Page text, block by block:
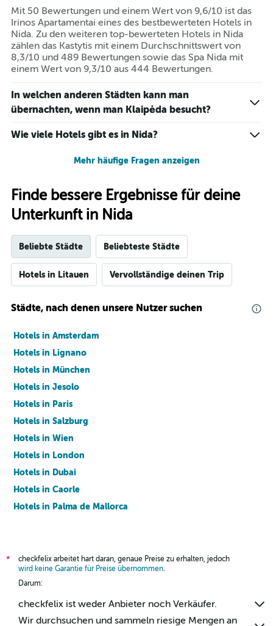
Mit 50 Bewertungen und einem Wert von 9,6/10 ist das
Irinos Apartamentai eines des bestbewerteten Hotels in
Nida. Zu den weiteren top-bewerteten Hotels in Nida
zählen das Kastytis mit einem Durchschnittswert von
8,3/10 und 489 Bewertungen sowie das Spa Nida mit
einem Wert von 9,3/10 aus 444 Bewertungen.
In welchen anderen Städten kann man
übernachten, wenn man Klaipėda besucht?
Wie viele Hotels gibt es in Nida?
Mehr häufige Fragen anzeigen
Finde bessere Ergebnisse für deine
Unterkunft in Nida
Beliebte Städte Beliebteste Städte
Hotels in Litauen Vervollständige deinen Trip
Städte, nach denen unsere Nutzer suchen
Hotels in Amsterdam
Hotels in Lignano
Hotels in München
Hotels in Jesolo
Hotels in Paris
Hotels in Salzburg
Hotels in Wien
Hotels in London
Hotels in Dubai
Hotels in Caorle
Hotels in Palma de Mallorca
*
checkfelix arbeitet hart daran, genaue Preise zu erhalten, jedoch
wird keine Garantie für Preise übernommen.
Darum:
checkfelix ist weder Anbieter noch Verkäufer.
Wir durchsuchen und sammeln riesige Mengen an